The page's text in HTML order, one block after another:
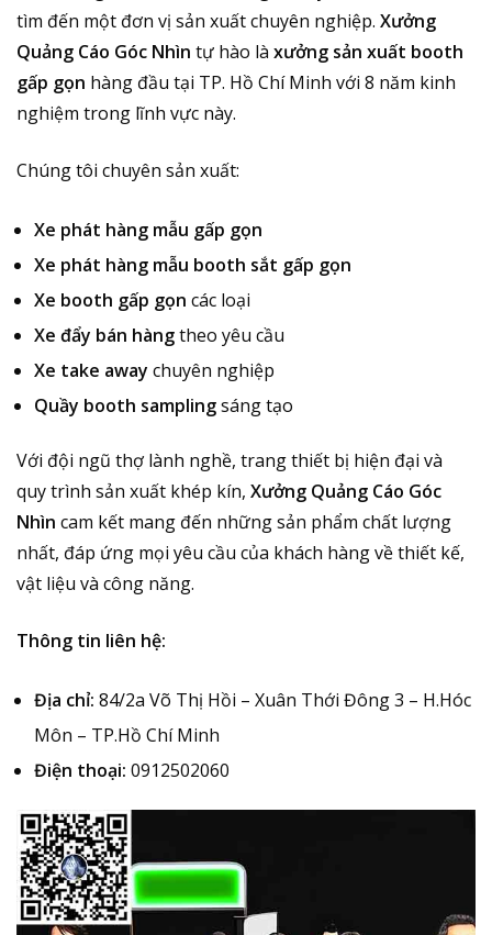
tìm đến một đơn vị sản xuất chuyên nghiệp. Xưởng
Quảng Cáo Góc Nhìn tự hào là xưởng sản xuất booth
gấp gọn hàng đầu tại TP. Hồ Chí Minh với 8 năm kinh
nghiệm trong lĩnh vực này.
Chúng tôi chuyên sản xuất:
Xe phát hàng mẫu gấp gọn
Xe phát hàng mẫu booth sắt gấp gọn
Xe booth gấp gọn các loại
Xe đẩy bán hàngtheo yêu cầu
Xe take away chuyên nghiệp
Quầy booth samplingsáng tạo
Với đội ngũ thợ lành nghề, trang thiết bị hiện đại và
quy trình sản xuất khép kín, Xưởng Quảng Cáo Góc
Nhìn cam kết mang đến những sản phẩm chất lượng
nhất, đáp ứng mọi yêu cầu của khách hàng về thiết kế,
vật liệu và công năng.
Thông tin liên hệ:
Địa chỉ: 84/2a Võ Thị Hồi – Xuân Thới Đông 3 – H.Hóc
Môn – TP.Hồ Chí Minh
Điện thoại: 0912502060